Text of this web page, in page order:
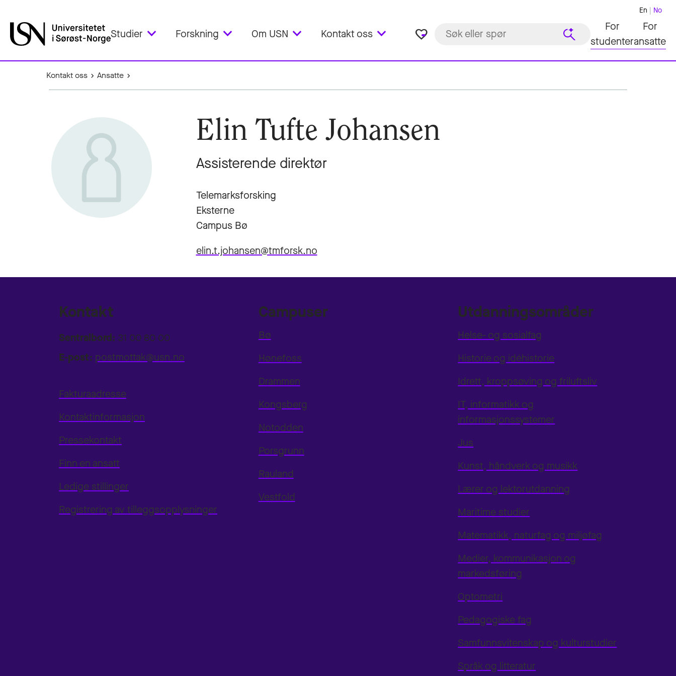
Studier Forskning Om USN Kontakt oss favorite_border
En No
For
studenter
For
ansatte
Kontakt oss Ansatte
Elin Tufte Johansen
Assisterende direktør
Telemarksforsking
Eksterne
Campus Bø
elin.t.johansen@tmforsk.no
Kontakt
Sentralbord: 31 00 80 00
E-post: postmottak@usn.no
Fakturaadresse
Kontaktinformasjon
Pressekontakt
Finn en ansatt
Ledige stillinger
Registrering av tilleggsopplysninger
Campuser
Bø
Hønefoss
Drammen
Kongsberg
Notodden
Porsgrunn
Rauland
Vestfold
Utdanningsområder
Helse- og sosialfag
Historie og idéhistorie
Idrett, kroppsøving og friluftsliv
IT, informatikk og
informasjonssystemer
Jus
Kunst, håndverk og musikk
Lærer og lektorutdanning
Maritime studier
Matematikk, naturfag og miljøfag
Medier, kommunikasjon og
markedsføring
Optometri
Pedagogiske fag
Samfunnsvitenskap og kulturstudier
Språk og litteratur